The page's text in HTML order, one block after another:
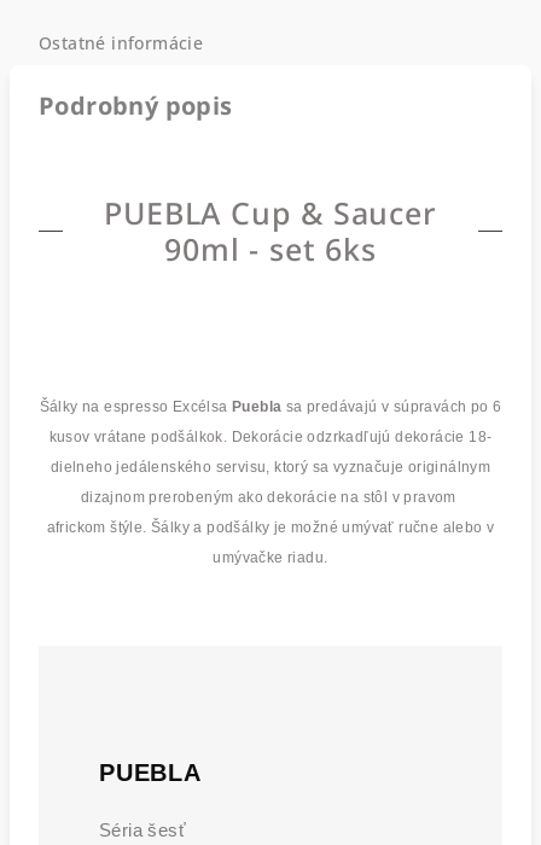
Ostatné informácie
Podrobný popis
PUEBLA Cup & Saucer
90ml - set 6ks
Šálky na espresso Excélsa Puebla sa predávajú v súpravách po 6
kusov vrátane podšálkok. Dekorácie odzrkadľujú dekorácie 18-
dielneho jedálenského servisu, ktorý sa vyznačuje originálnym
dizajnom prerobeným ako dekorácie na stôl v pravom
africkom štýle. Šálky a podšálky je možné umývať ručne alebo v
umývačke riadu.
PUEBLA
Séria šesť